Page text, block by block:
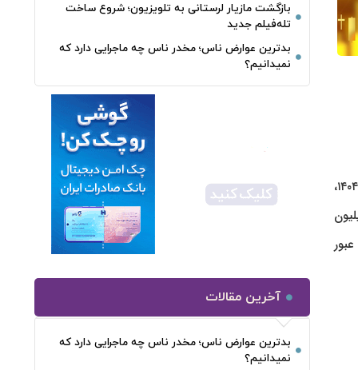
سبزپوش شدند. سکه امامی با افزایشی بیش از ۲ میلیون
۱۲ میلیون و ۴۰۰ هزار تومان عبور
بازگشت مازیار لرستانی به تلویزیون؛ شروع ساخت
تله‌فیلم جدید
بدترین عوارض ناس؛ مخدر ناس چه ماجرایی دارد که
نمیدانیم؟
آخرین مقالات
بدترین عوارض ناس؛ مخدر ناس چه ماجرایی دارد که
نمیدانیم؟